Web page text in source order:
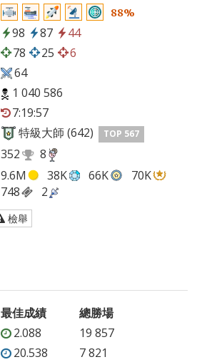
88%
98 87
44
78 25
6
64
1 040 586
7:19:57
特級大師 (642) TOP 567
352
8
9.6M 38K 66K
70K
748
2
檢舉
最佳成績
總勝場
2.088
19 857
20.538
7 821